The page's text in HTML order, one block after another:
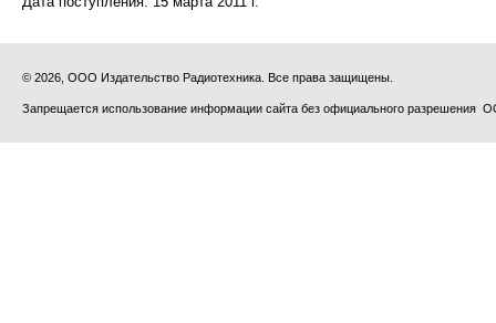
© 2026, ООО Издательство Радиотехника. Все права защищены.
Запрещается использование информации сайта без официального разрешения